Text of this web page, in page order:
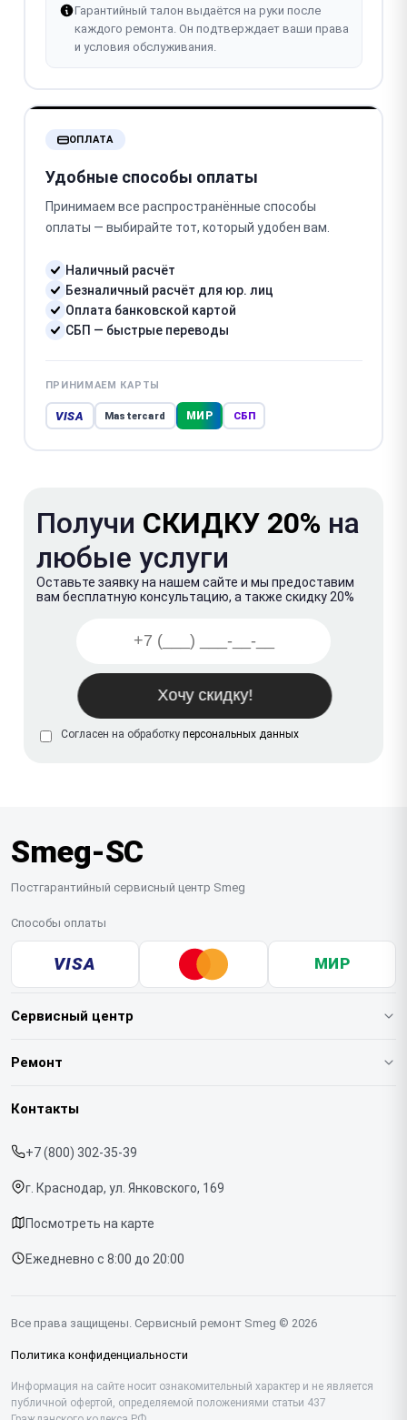
Гарантийный талон выдаётся на руки после
каждого ремонта. Он подтверждает ваши права
и условия обслуживания.
ОПЛАТА
Удобные способы оплаты
Принимаем все распространённые способы
оплаты — выбирайте тот, который удобен вам.
Наличный расчёт
Безналичный расчёт для юр. лиц
Оплата банковской картой
СБП — быстрые переводы
ПРИНИМАЕМ КАРТЫ
VISA Mastercard МИР СБП
Получи СКИДКУ 20% на
любые услуги
Оставьте заявку на нашем сайте и мы предоставим
вам бесплатную консультацию, а также скидку 20%
Согласен на обработку персональных данных
Smeg-SC
Постгарантийный сервисный центр Smeg
Способы оплаты
VISA МИР
Сервисный центр
О нашем сервисе
Срочный ремонт
Доставка и способы оплаты
Диагностика
Контакты
Ремонт
Кофемашин
Винных шкафов
Вакууматоров
Контакты
+7 (800) 302-35-39
г. Краснодар, ул. Янковского, 169
Посмотреть на карте
Ежедневно с 8:00 до 20:00
Все права защищены. Сервисный ремонт Smeg © 2026
Политика конфиденциальности
Информация на сайте носит ознакомительный характер и не является
публичной офертой, определяемой положениями статьи 437